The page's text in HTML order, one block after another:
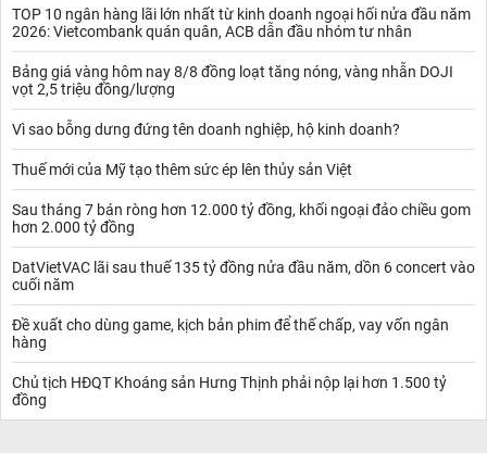
TOP 10 ngân hàng lãi lớn nhất từ kinh doanh ngoại hối nửa đầu năm
2026: Vietcombank quán quân, ACB dẫn đầu nhóm tư nhân
Bảng giá vàng hôm nay 8/8 đồng loạt tăng nóng, vàng nhẫn DOJI
vọt 2,5 triệu đồng/lượng
Vì sao bỗng dưng đứng tên doanh nghiệp, hộ kinh doanh?
Thuế mới của Mỹ tạo thêm sức ép lên thủy sản Việt
Sau tháng 7 bán ròng hơn 12.000 tỷ đồng, khối ngoại đảo chiều gom
hơn 2.000 tỷ đồng
DatVietVAC lãi sau thuế 135 tỷ đồng nửa đầu năm, dồn 6 concert vào
cuối năm
Đề xuất cho dùng game, kịch bản phim để thế chấp, vay vốn ngân
hàng
Chủ tịch HĐQT Khoáng sản Hưng Thịnh phải nộp lại hơn 1.500 tỷ
đồng